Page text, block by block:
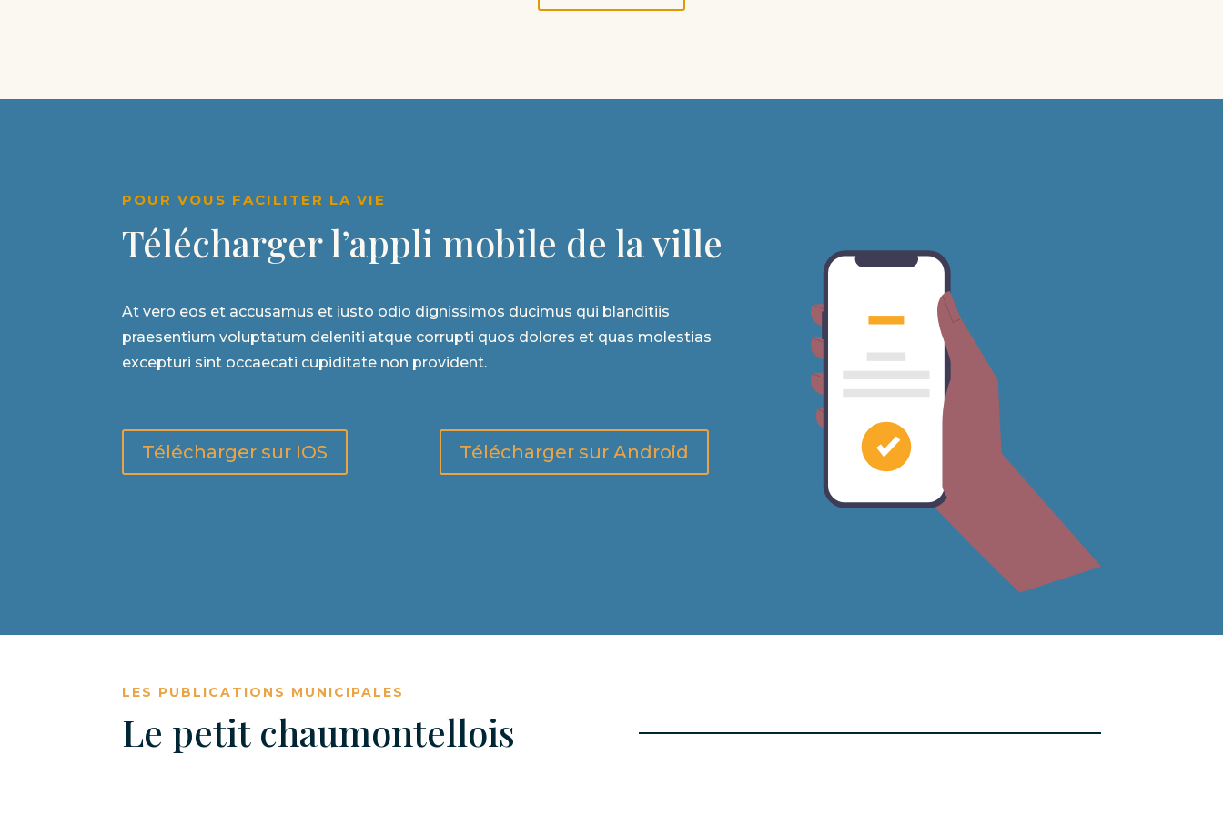
POUR VOUS FACILITER LA VIE
Télécharger l’appli mobile de la ville
At vero eos et accusamus et iusto odio dignissimos ducimus qui blanditiis
praesentium voluptatum deleniti atque corrupti quos dolores et quas molestias
excepturi sint occaecati cupiditate non provident.
Télécharger sur IOS Télécharger sur Android
LES PUBLICATIONS MUNICIPALES
Le petit chaumontellois